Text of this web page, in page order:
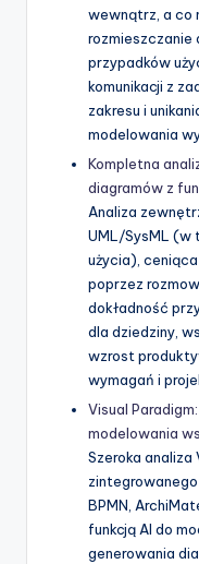
wewnątrz, a co
rozmieszczanie
przypadków
komunikacji z
zakresu i
modelowania
Kompletna
diagramów z
Analiza
UML/SysML (w
użycia),
poprzez
dokładność
dla dziedziny,
wzrost
wymagań i
Visual
modelowania
Szeroka analiza
zintegrowanego
BPMN,
funkcją AI do
generowania